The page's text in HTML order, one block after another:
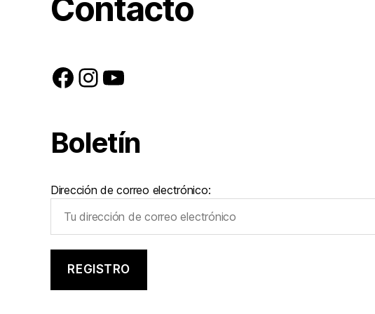
Contacto
Facebook
Instagram
YouTube
Boletín
Dirección de correo electrónico: